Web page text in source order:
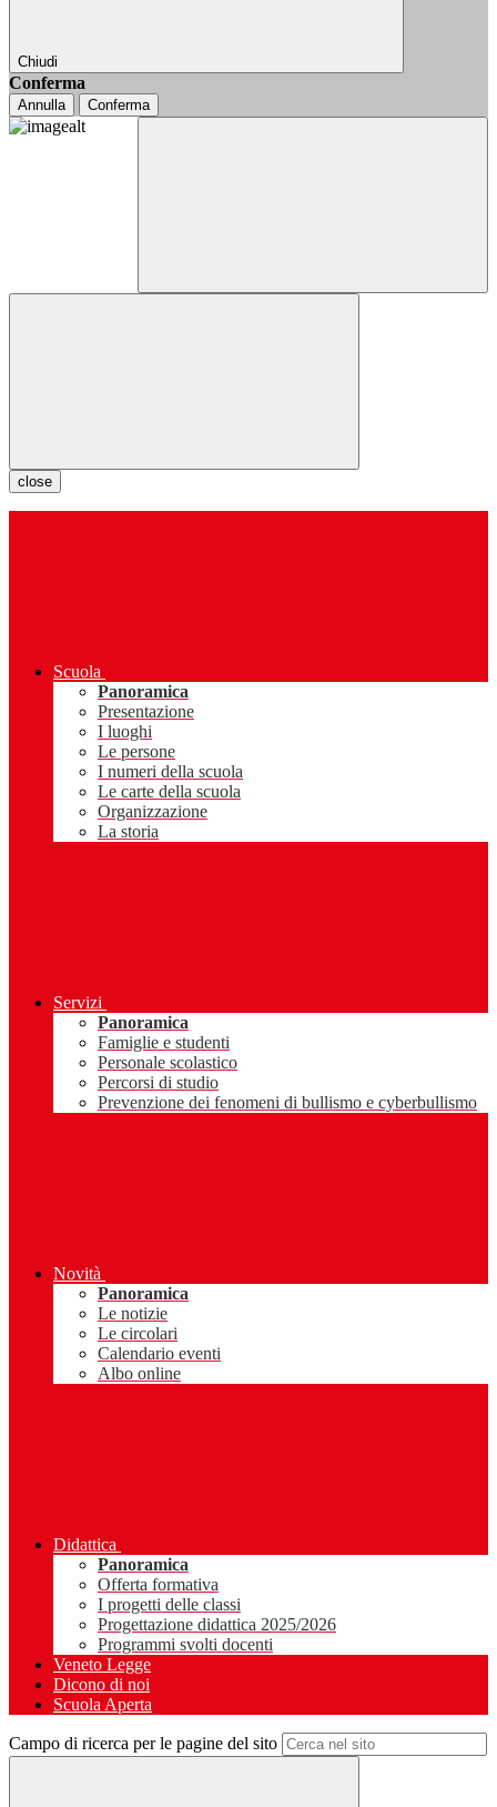
Chiudi
Conferma
Annulla Conferma
close
Scuola
Panoramica
Presentazione
I luoghi
Le persone
I numeri della scuola
Le carte della scuola
Organizzazione
La storia
Servizi
Panoramica
Famiglie e studenti
Personale scolastico
Percorsi di studio
Prevenzione dei fenomeni di bullismo e cyberbullismo
Novità
Panoramica
Le notizie
Le circolari
Calendario eventi
Albo online
Didattica
Panoramica
Offerta formativa
I progetti delle classi
Progettazione didattica 2025/2026
Programmi svolti docenti
Veneto Legge
Dicono di noi
Scuola Aperta
Campo di ricerca per le pagine del sito